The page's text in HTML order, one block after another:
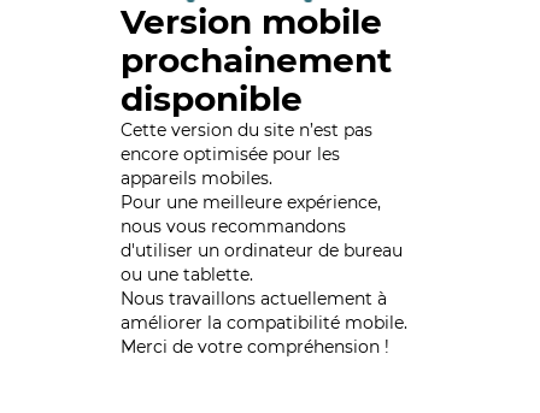
Version mobile
prochainement
disponible
Cette version du site n’est pas
encore optimisée pour les
appareils mobiles.
Pour une meilleure expérience,
nous vous recommandons
d'utiliser un ordinateur de bureau
ou une tablette.
Nous travaillons actuellement à
améliorer la compatibilité mobile.
Merci de votre compréhension !